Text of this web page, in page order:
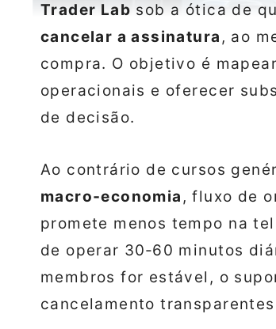
Trader Lab sob a ótica de
cancelar a assinatura , ao
compra. O objetivo é
operacionais e oferecer
de decisão.
Ao contrário de cursos
macro‑economia , fluxo de
promete menos tempo na
de operar 30‑60 minutos
membros for estável, o
cancelamento